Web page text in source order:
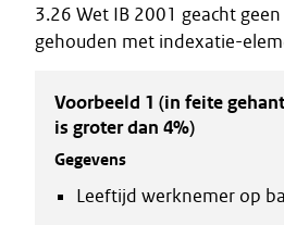
3.26 Wet IB 2001 geacht
gehouden met indexatie-
Voorbeeld 1 (in feite
is groter dan 4%)
Gegevens
Leeftijd werknemer op